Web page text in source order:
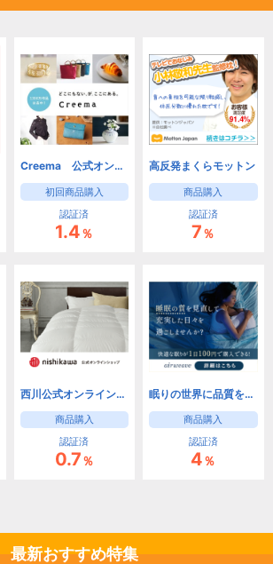
Creema 公式オンラインストア
初回商品購入
認証済
1.4％
高反発まくらモットン
商品購入
認証済
7％
西川公式オンラインショップ
商品購入
認証済
0.7％
眠りの世界に品質を【エアウィーヴ公式オンラインストア】
商品購入
認証済
4％
最新おすすめ特集